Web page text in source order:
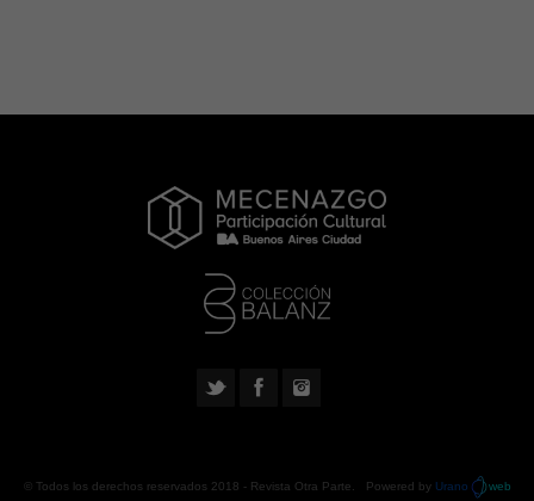
© Todos los derechos reservados 2018 - Revista Otra Parte . Powered by Urano web